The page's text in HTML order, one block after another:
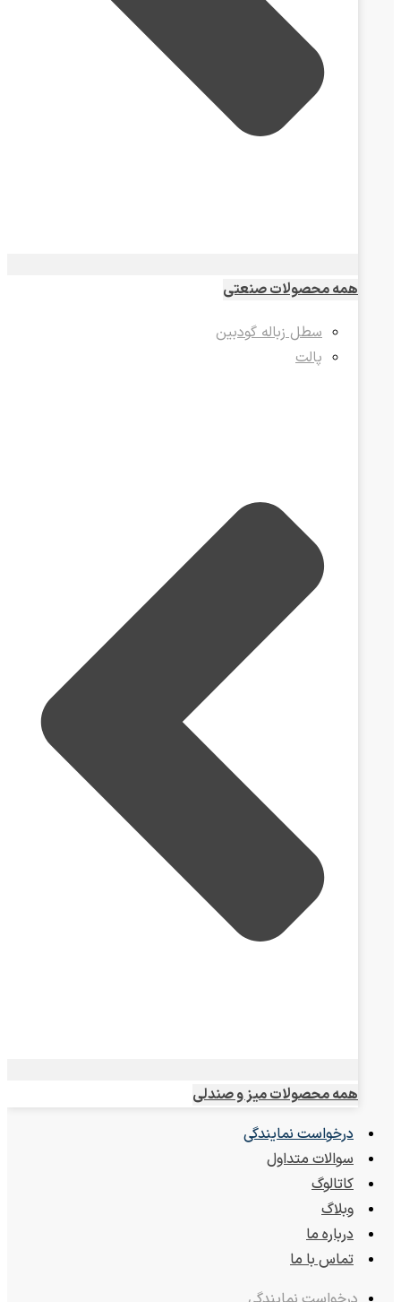
همه محصولات صنعتی
سطل زباله گودبین
پالت
همه محصولات میز و صندلی
درخواست نمایندگی
سوالات متداول
کاتالوگ
وبلاگ
درباره ما
تماس با ما